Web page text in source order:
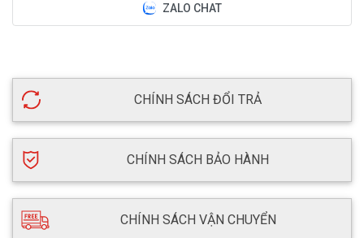
ZALO CHAT
CHÍNH SÁCH ĐỔI TRẢ
CHÍNH SÁCH BẢO HÀNH
CHÍNH SÁCH VẬN CHUYỂN